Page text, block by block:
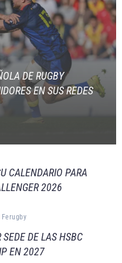
DE RUGBY
EN SUS REDES
CALENDARIO PARA
2026
Ferugby
SEDE DE LAS HSBC
EN 2027